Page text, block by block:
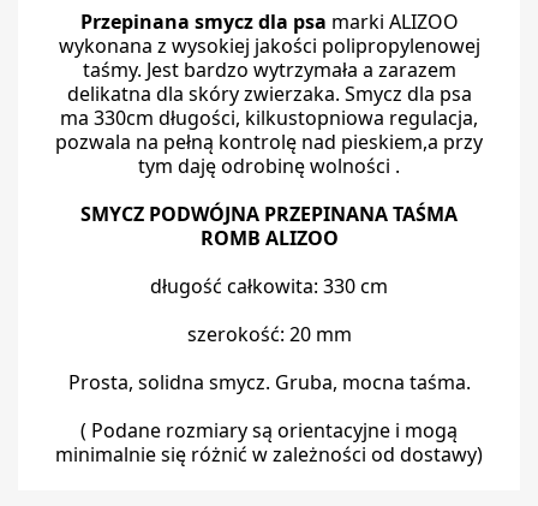
Przepinana smycz dla psa marki ALIZOO
wykonana z wysokiej jakości polipropylenowej
taśmy. Jest bardzo wytrzymała a zarazem
delikatna dla skóry zwierzaka. Smycz dla psa
ma 330cm długości, kilkustopniowa regulacja,
pozwala na pełną kontrolę nad pieskiem,a przy
tym daję odrobinę wolności .
SMYCZ PODWÓJNA PRZEPINANA TAŚMA
ROMB ALIZOO
długość całkowita: 330 cm
szerokość: 20 mm
Prosta, solidna smycz. Gruba, mocna taśma.
( Podane rozmiary są orientacyjne i mogą
minimalnie się różnić w zależności od dostawy)